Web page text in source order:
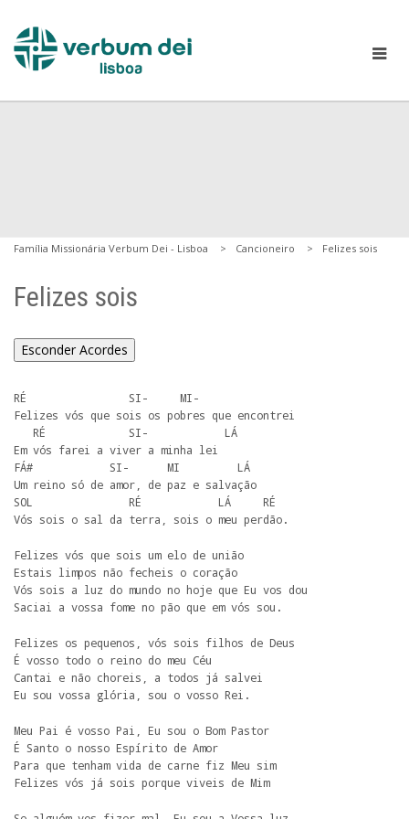
Família Missionária Verbum Dei - Lisboa Cancioneiro Felizes sois
Felizes sois
Esconder Acordes
RÉ                SI-     MI-
Felizes vós que sois os pobres que encontrei
Em vós farei a viver a minha lei
FÁ#            SI-      MI         LÁ
Um reino só de amor, de paz e salvação
SOL               RÉ            LÁ     RÉ
Vós sois o sal da terra, sois o meu perdão.
Felizes vós que sois um elo de união
Estais limpos não fecheis o coração
Vós sois a luz do mundo no hoje que Eu vos dou
Saciai a vossa fome no pão que em vós sou.
Felizes os pequenos, vós sois filhos de Deus
É vosso todo o reino do meu Céu
Cantai e não choreis, a todos já salvei
Eu sou vossa glória, sou o vosso Rei.
Meu Pai é vosso Pai, Eu sou o Bom Pastor
É Santo o nosso Espírito de Amor
Para que tenham vida de carne fiz Meu sim
Felizes vós já sois porque viveis de Mim